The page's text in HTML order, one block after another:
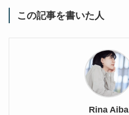
この記事を書いた人
Rina Aiba